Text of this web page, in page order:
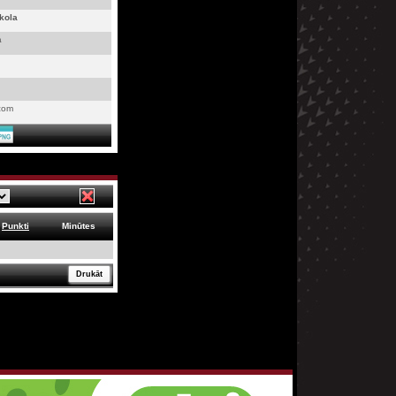
Punkti Minūtes
Drukāt